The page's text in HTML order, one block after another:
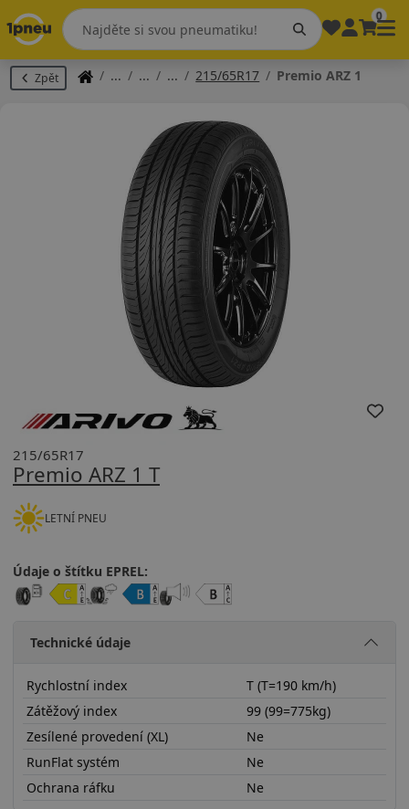
0
Zpět 215/65R17 Premio ARZ 1
Premio ARZ 1 T
215/65R17
LETNÍ PNEU
Údaje o štítku EPREL:
Technické údaje
Rychlostní index
T (T=190 km/h)
Zátěžový index
99 (99=775kg)
Zesílené provedení (XL)
Ne
RunFlat systém
Ne
Ochrana ráfku
Ne